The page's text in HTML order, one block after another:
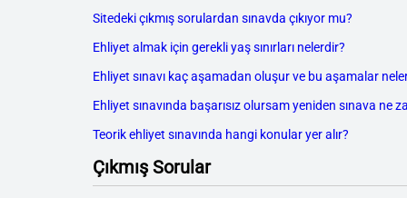
Sitedeki çıkmış sorulardan sınavda çıkıyor mu?
Ehliyet almak için gerekli yaş sınırları nelerdir?
Ehliyet sınavı kaç aşamadan oluşur ve bu aşamalar
Ehliyet sınavında başarısız olursam yeniden sınava ne
Teorik ehliyet sınavında hangi konular yer alır?
Çıkmış Sorular